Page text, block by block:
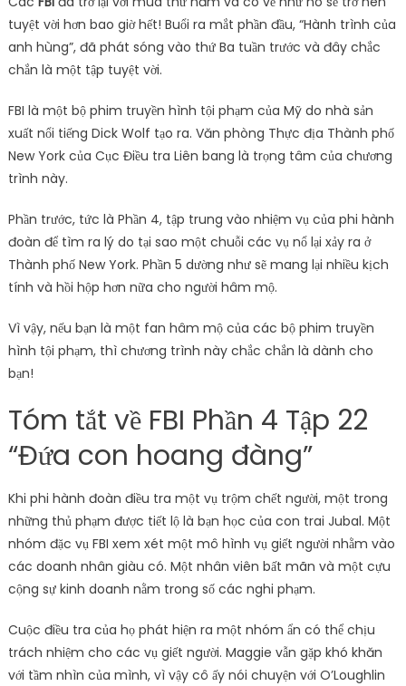
tuyệt vời hơn bao giờ hết! Buổi ra mắt phần đầu, “Hành trình của
anh hùng”, đã phát sóng vào thứ Ba tuần trước và đây chắc
chắn là một tập tuyệt vời.
FBI là một bộ phim truyền hình tội phạm của Mỹ do nhà sản
xuất nổi tiếng Dick Wolf tạo ra. Văn phòng Thực địa Thành phố
New York của Cục Điều tra Liên bang là trọng tâm của chương
trình này.
Phần trước, tức là Phần 4, tập trung vào nhiệm vụ của phi hành
đoàn để tìm ra lý do tại sao một chuỗi các vụ nổ lại xảy ra ở
Thành phố New York. Phần 5 dường như sẽ mang lại nhiều kịch
tính và hồi hộp hơn nữa cho người hâm mộ.
Vì vậy, nếu bạn là một fan hâm mộ của các bộ phim truyền
hình tội phạm, thì chương trình này chắc chắn là dành cho
bạn!
Tóm tắt về FBI Phần 4 Tập 22
“Đứa con hoang đàng”
Khi phi hành đoàn điều tra một vụ trộm chết người, một trong
những thủ phạm được tiết lộ là bạn học của con trai Jubal. Một
nhóm đặc vụ FBI xem xét một mô hình vụ giết người nhằm vào
các doanh nhân giàu có. Một nhân viên bất mãn và một cựu
cộng sự kinh doanh nằm trong số các nghi phạm.
Cuộc điều tra của họ phát hiện ra một nhóm ẩn có thể chịu
trách nhiệm cho các vụ giết người. Maggie vẫn gặp khó khăn
với tầm nhìn của mình, vì vậy cô ấy nói chuyện với O’Loughlin